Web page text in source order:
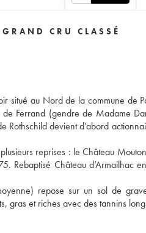
CRU CLASSÉ
situé au Nord de la commune de
Ferrand (gendre de Madame
Rothschild devient d’abord
reprises : le Château
Rebaptisé Château d’Armailhac
repose sur un sol de
gras et riches avec des tannins